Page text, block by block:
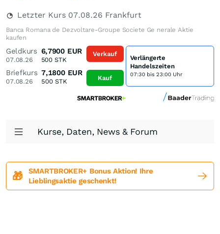
Letzter Kurs 07.08.26 Frankfurt
Banca Romana de Dezvoltare-Groupe Societe Ge nerale Aktie
kaufen
Geldkurs
07.08.26
6,7900 EUR
500 STK
Briefkurs
07.08.26
7,1800 EUR
500STK
Verkauf
Kauf
Verlängerte
Handelszeiten
07:30 bis 23:00 Uhr
Kurse, Daten, News & Forum
🎁
SMARTBROKER+ Bonus Aktion! Ihre
Lieblingsaktie geschenkt!